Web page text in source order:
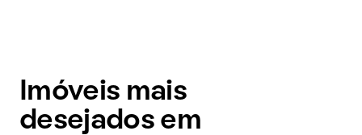
Imóveis mais
desejados em